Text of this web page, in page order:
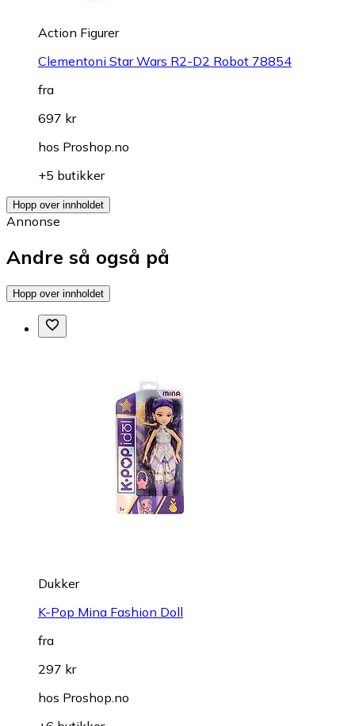
Action Figurer
Clementoni Star Wars R2-D2 Robot 78854
fra
697 kr
hos Proshop.no
+5 butikker
Hopp over innholdet
Annonse
Andre så også på
Hopp over innholdet
Dukker
K-Pop Mina Fashion Doll
fra
297 kr
hos Proshop.no